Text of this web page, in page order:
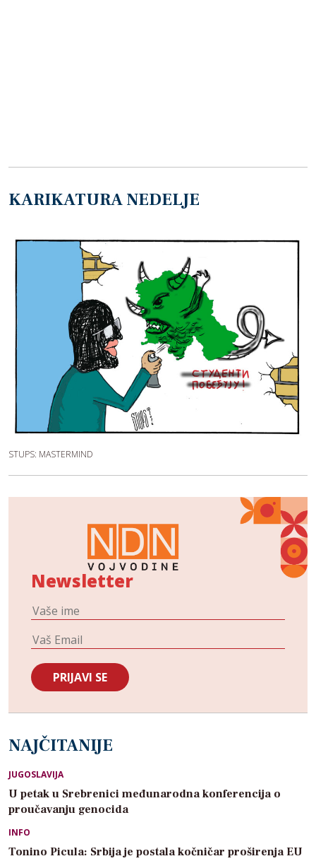
KARIKATURA NEDELJE
STUPS: MASTERMIND
Newsletter
NAJČITANIJE
JUGOSLAVIJA
U petak u Srebrenici međunarodna konferencija o
proučavanju genocida
INFO
Tonino Picula: Srbija je postala kočničar proširenja EU